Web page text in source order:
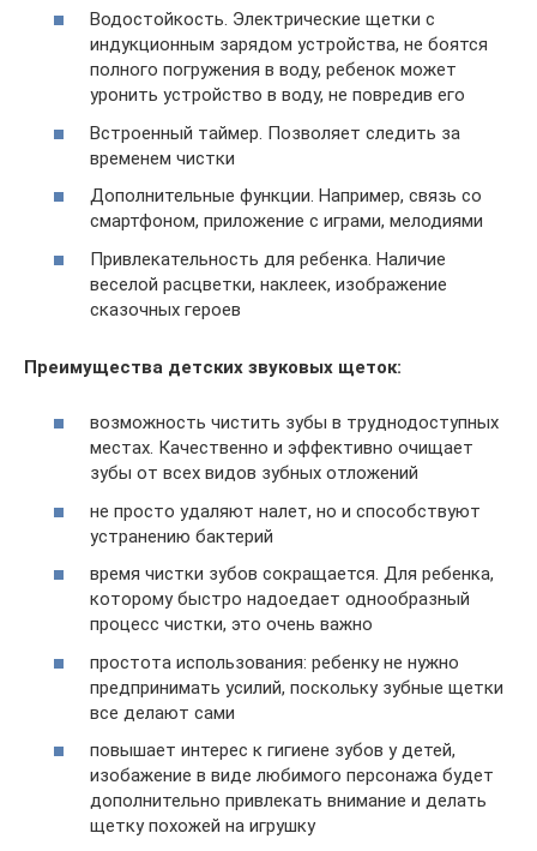
Водостойкость. Электрические щетки с
индукционным зарядом устройства, не боятся
полного погружения в воду, ребенок может
уронить устройство в воду, не повредив его
Встроенный таймер. Позволяет следить за
временем чистки
Дополнительные функции. Например, связь со
смартфоном, приложение с играми, мелодиями
Привлекательность для ребенка. Наличие
веселой расцветки, наклеек, изображение
сказочных героев
Преимущества детских звуковых щеток:
возможность чистить зубы в труднодоступных
местах. Качественно и эффективно очищает
зубы от всех видов зубных отложений
не просто удаляют налет, но и способствуют
устранению бактерий
время чистки зубов сокращается. Для ребенка,
которому быстро надоедает однообразный
процесс чистки, это очень важно
простота использования: ребенку не нужно
предпринимать усилий, поскольку зубные щетки
все делают сами
повышает интерес к гигиене зубов у детей,
изобажение в виде любимого персонажа будет
дополнительно привлекать внимание и делать
щетку похожей на игрушку